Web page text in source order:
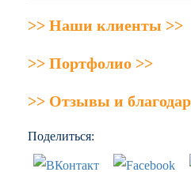
>> Наши клиенты >>
>> Портфолио >>
>> Отзывы и
Поделиться: